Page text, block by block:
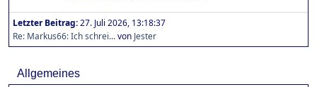
Letzter Beitrag:27. Juli 2026, 13:18:37
Re: Markus66: Ich schrei...von Jester
Allgemeines